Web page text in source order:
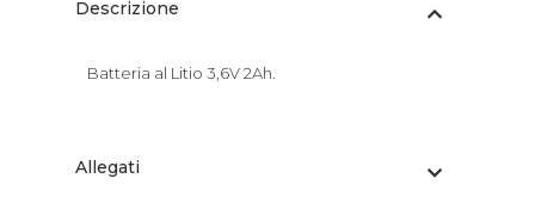
Descrizione
Batteria al Litio 3,6V 2Ah.
Allegati